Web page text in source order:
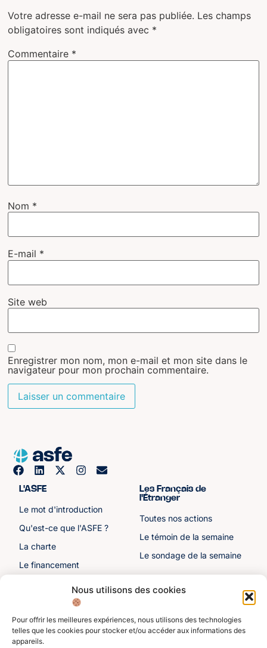
Nous utilisons des cookies
Pour offrir les meilleures expériences, nous utilisons des technologies
telles que les cookies pour stocker et/ou accéder aux informations des
appareils.
Votre adresse e-mail ne sera pas publiée. Les champs
obligatoires sont indiqués avec *
Commentaire *
Nom *
E-mail *
Site web
Enregistrer mon nom, mon e-mail et mon site dans le
navigateur pour mon prochain commentaire.
L'ASFE
Le mot d'introduction
Qu'est-ce que l'ASFE ?
La charte
Le financement
Les sénateurs
Les Français de
l'Étranger
Toutes nos actions
Le témoin de la semaine
Le sondage de la semaine
Autre liens
Toutes les ressources
Divers